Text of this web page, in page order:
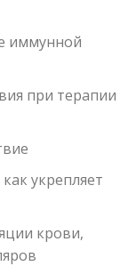
иммунной
при терапии
укрепляет
крови,